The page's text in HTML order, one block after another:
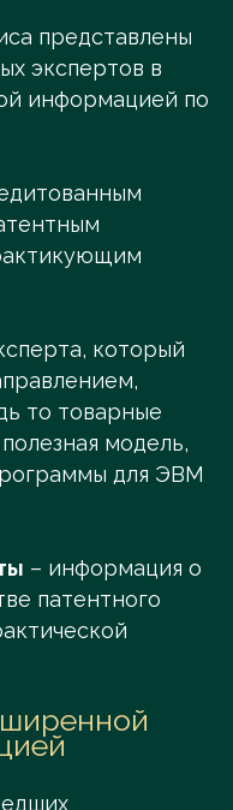
представлены
экспертов в
информацией по
который
то товарные
модель,
для ЭВМ
– информация о
патентного